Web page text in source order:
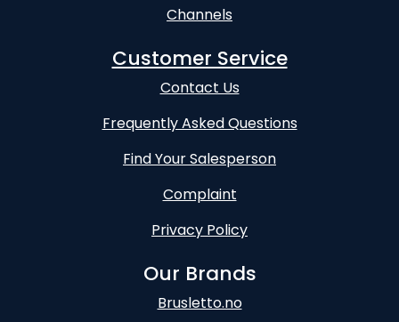
Channels
Customer Service
Contact Us
Frequently Asked Questions
Find Your Salesperson
Complaint
Privacy Policy
Our Brands
Brusletto.no